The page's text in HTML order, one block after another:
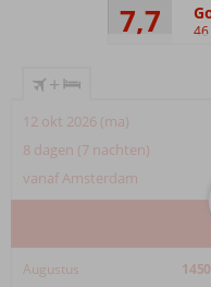
7,7
+
12 okt 2026 (ma)
8 dagen (7 nachten)
vanaf Amsterdam
Augustus 1450